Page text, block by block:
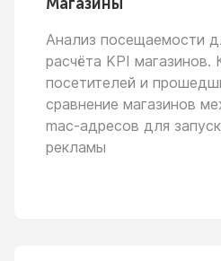
Анализ посещаемости
расчёта KPI магазинов.
посетителей и
сравнение магазинов
mac-адресов для
рекламы